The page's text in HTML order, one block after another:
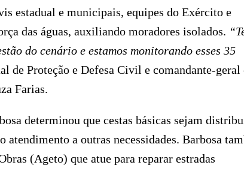
estadual e municipais, equipes do Exército e
das águas, auxiliando moradores isolados.
do cenário e estamos monitorando esses 35
de Proteção e Defesa Civil e comandante-geral
Farias.
determinou que cestas básicas sejam
a outras necessidades. Barbosa
(Ageto) que atue para reparar estradas